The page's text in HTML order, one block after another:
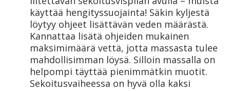
käyttää hengityssuojainta! Säkin kyljestä
löytyy ohjeet lisättävän veden määrästä.
Kannattaa lisätä ohjeiden mukainen
maksimimäärä vettä, jotta massasta tulee
mahdollisimman löysä. Silloin massalla on
helpompi täyttää pienimmätkin muotit.
Sekoitusvaiheessa on hyvä olla kaksi